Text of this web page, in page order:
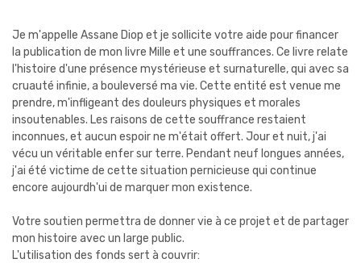
Je m'appelle Assane Diop et je sollicite votre aide pour financer
la publication de mon livre Mille et une souffrances. Ce livre relate
l'histoire d'une présence mystérieuse et surnaturelle, qui avec sa
cruauté infinie, a bouleversé ma vie. Cette entité est venue me
prendre, m'infligeant des douleurs physiques et morales
insoutenables. Les raisons de cette souffrance restaient
inconnues, et aucun espoir ne m'était offert. Jour et nuit, j'ai
vécu un véritable enfer sur terre. Pendant neuf longues années,
j'ai été victime de cette situation pernicieuse qui continue
encore aujourdh'ui de marquer mon existence.
Votre soutien permettra de donner vie à ce projet et de partager
mon histoire avec un large public.
L'utilisation des fonds sert à couvrir: